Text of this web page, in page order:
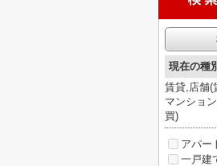
現在の種
賃貸,店舗(
マンショ
買)
アパー
一戸建